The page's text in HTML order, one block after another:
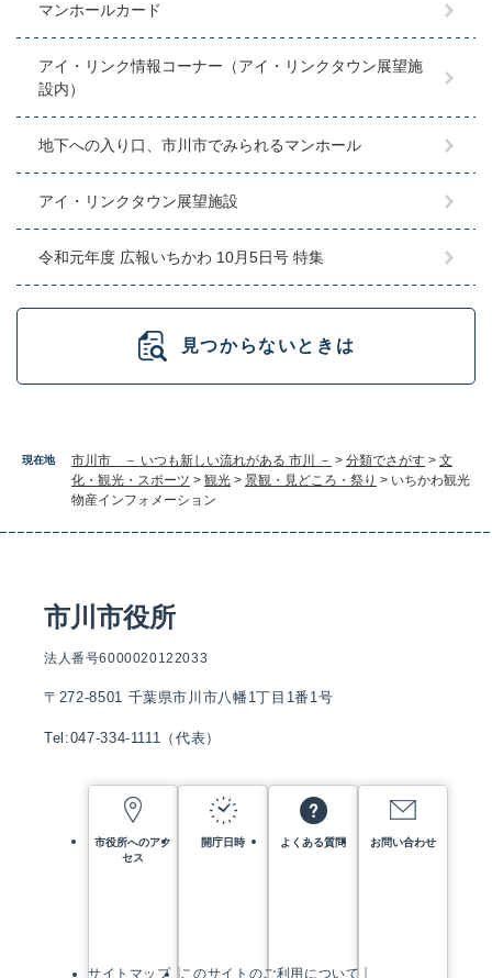
現在地 市川市 － いつも新しい流れがある 市川 － > 分類でさがす > 文
化・観光・スポーツ > 観光 > 景観・見どころ・祭り > いちかわ観光
物産インフォメーション
マンホールカード
アイ・リンク情報コーナー（アイ・リンクタウン展望施
設内）
地下への入り口、市川市でみられるマンホール
アイ・リンクタウン展望施設
令和元年度 広報いちかわ 10月5日号 特集
見つからないときは
市川市役所
法人番号6000020122033
〒272-8501 千葉県市川市八幡1丁目1番1号
Tel:047-334-1111（代表）
市役所へのアク
セス
開庁日時 よくある質問 お問い合わせ
サイトマップ このサイトのご利用について